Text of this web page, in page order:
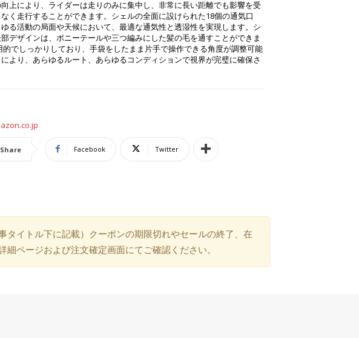
上により、ライダーは走りのみに集中し、非常に長い距離でも影響を受
く走行することができます。シェルの全面に設けられた18個の通気口
る活動の局面や天候において、最適な通気性と透湿性を実現します。シ
部デザインは、ポニーテールや三つ編みにした髪の毛を通すことができま
的でしっかりしており、手袋をしたまま片手で操作できる角度が調整可能
より、あらゆるルート、あらゆるコンディションで視界が完璧に確保さ
Share Facebook Twitter
イトル下に記載）クーポンの期限切れやセールの終了、在
ページおよび注文確定画面にてご確認ください。